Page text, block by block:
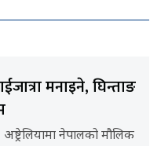
मनाइने, घिन्ताङ
अष्ट्रेलियामा नेपालको मौलिक